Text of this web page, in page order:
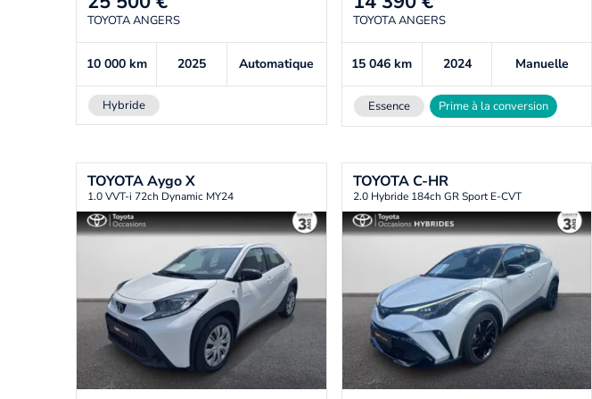
TOYOTA ANGERS
10 000 km 2025 Automatique
Hybride
TOYOTA ANGERS
15 046km 2024 Manuelle
Essence Prime à la conversion
TOYOTAAygo X
1.0 VVT-i 72ch Dynamic MY24
TOYOTAC-HR
2.0 Hybride 184ch GR Sport E-CVT